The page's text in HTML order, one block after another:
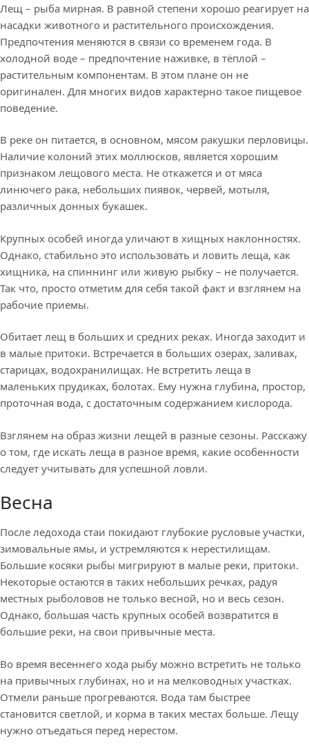
Лещ – рыба мирная. В равной степени хорошо реагирует на
насадки животного и растительного происхождения.
Предпочтения меняются в связи со временем года. В
холодной воде – предпочтение наживке, в тёплой –
растительным компонентам. В этом плане он не
оригинален. Для многих видов характерно такое пищевое
поведение.
В реке он питается, в основном, мясом ракушки перловицы.
Наличие колоний этих моллюсков, является хорошим
признаком лещового места. Не откажется и от мяса
линючего рака, небольших пиявок, червей, мотыля,
различных донных букашек.
Крупных особей иногда уличают в хищных наклонностях.
Однако, стабильно это использовать и ловить леща, как
хищника, на спиннинг или живую рыбку – не получается.
Так что, просто отметим для себя такой факт и взглянем на
рабочие приемы.
Обитает лещ в больших и средних реках. Иногда заходит и
в малые притоки. Встречается в больших озерах, заливах,
старицах, водохранилищах. Не встретить леща в
маленьких прудиках, болотах. Ему нужна глубина, простор,
проточная вода, с достаточным содержанием кислорода.
Взглянем на образ жизни лещей в разные сезоны. Расскажу
о том, где искать леща в разное время, какие особенности
следует учитывать для успешной ловли.
Весна
После ледохода стаи покидают глубокие русловые участки,
зимовальные ямы, и устремляются к нерестилищам.
Большие косяки рыбы мигрируют в малые реки, притоки.
Некоторые остаются в таких небольших речках, радуя
местных рыболовов не только весной, но и весь сезон.
Однако, большая часть крупных особей возвратится в
большие реки, на свои привычные места.
Во время весеннего хода рыбу можно встретить не только
на привычных глубинах, но и на мелководных участках.
Отмели раньше прогреваются. Вода там быстрее
становится светлой, и корма в таких местах больше. Лещу
нужно отъедаться перед нерестом.